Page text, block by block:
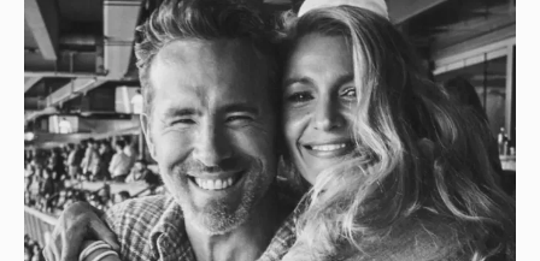
Блейк Лайвли и Райан Рейнольдс
посетили футбольный матч
1